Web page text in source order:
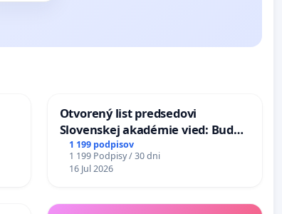
Otvorený list predsedovi
Slovenskej akadémie vied: Bude
mať Vízia Slovenska 2040 mravnú
chrbticu?
1 199 podpisov
1 199 Podpisy / 30 dni
16 Jul 2026